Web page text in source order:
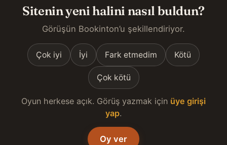
Sitenin yeni halini nasıl buldun?
Görüşün Bookinton’u şekillendiriyor.
Çok iyi İyi Fark etmedim Kötü
Çok kötü
Oyun herkese açık. Görüş yazmak için üye girişi
yap.
Oy ver